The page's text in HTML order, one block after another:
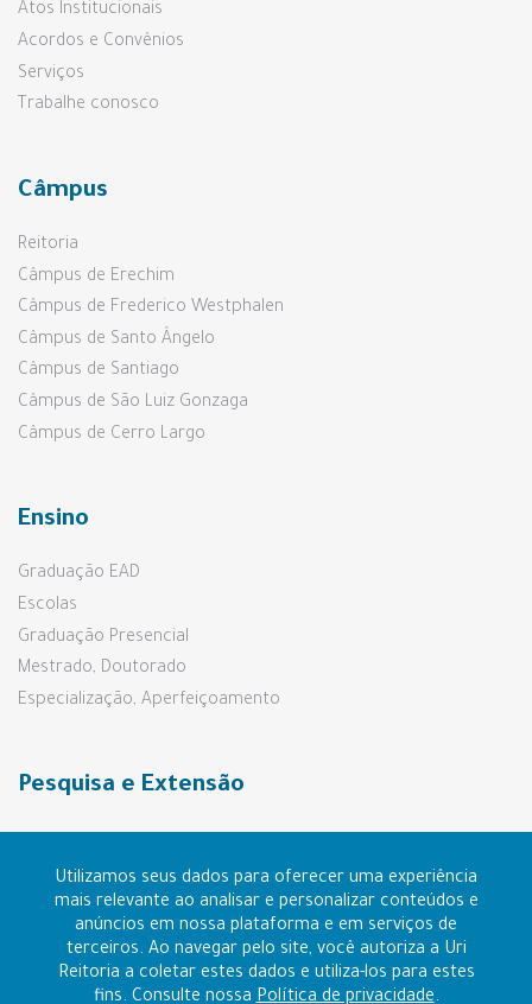
Utilizamos seus dados para oferecer uma experiência
mais relevante ao analisar e personalizar conteúdos e
anúncios em nossa plataforma e em serviços de
terceiros. Ao navegar pelo site, você autoriza a Uri
Reitoria a coletar estes dados e utiliza-los para estes
fins. Consulte nossaPolítica de privacidade.
Atos Institucionais
Acordos e Convênios
Serviços
Trabalhe conosco
Câmpus
Reitoria
Câmpus de Erechim
Câmpus de Frederico Westphalen
Câmpus de Santo Ângelo
Câmpus de Santiago
Câmpus de São Luiz Gonzaga
Câmpus de Cerro Largo
Ensino
Graduação EAD
Escolas
Graduação Presencial
Mestrado, Doutorado
Especialização, Aperfeiçoamento
Pesquisa e Extensão
Prouni e Fies
Contato